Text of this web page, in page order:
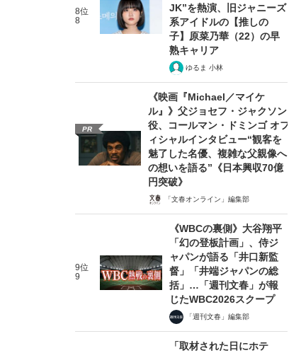
8位
8
JK”を熱演、旧ジャニーズ
系アイドルの【推しの
子】原菜乃華（22）の早
熟キャリア
ゆるま 小林
PR
《映画『Michael／マイケ
ル』》父ジョセフ・ジャクソン
役、コールマン・ドミンゴ オフ
ィシャルインタビュー“観客を
魅了した名優、複雑な父親像へ
の想いを語る”《日本興収70億
円突破》
「文春オンライン」編集部
9位
9
《WBCの裏側》大谷翔平
「幻の登板計画」、侍ジ
ャパンが語る「井口新監
督」「井端ジャパンの総
括」…「週刊文春」が報
じたWBC2026スクープ
「週刊文春」編集部
「取材された日にホテ